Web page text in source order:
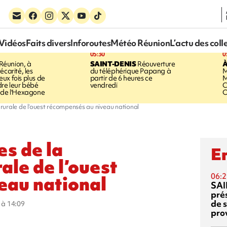
Faits diversInforoutesMétéo RéunionL’actu des
à
les
fois plus de
leur bébé
l'Hexagone
05:30
SAINT-DENISRéouverture
du téléphérique Papang à
partir de 6 heures ce
vendredi
de l’ouest récompensés au niveau national
de la
de l’ouest
national
14:09 de